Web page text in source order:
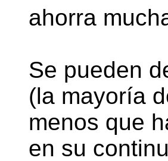
ahorra
Se pueden
(la mayoría
menos que
en su